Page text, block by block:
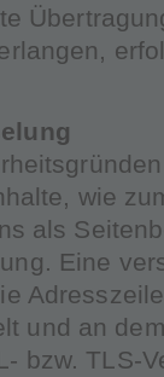
wie
als
Eine
und an
bzw. TLS-